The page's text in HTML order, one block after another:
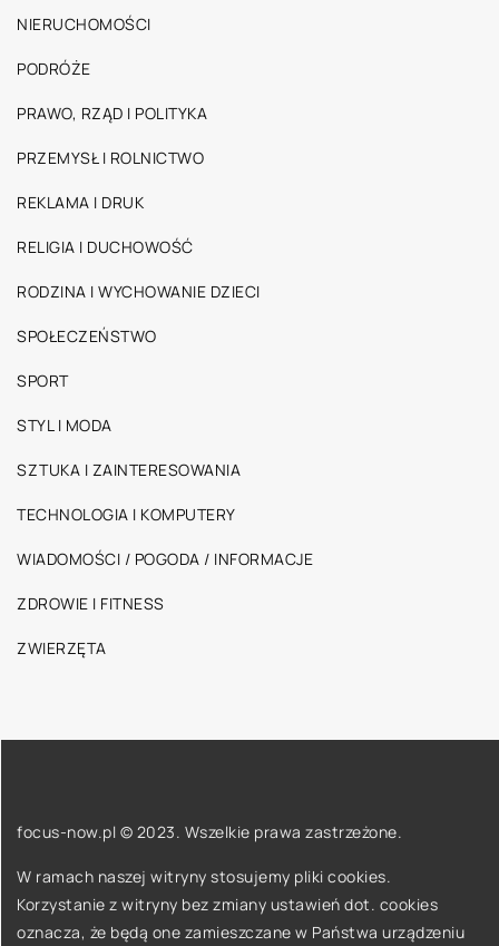
NIERUCHOMOŚCI
PODRÓŻE
PRAWO, RZĄD I POLITYKA
PRZEMYSŁ I ROLNICTWO
REKLAMA I DRUK
RELIGIA I DUCHOWOŚĆ
RODZINA I WYCHOWANIE DZIECI
SPOŁECZEŃSTWO
SPORT
STYL I MODA
SZTUKA I ZAINTERESOWANIA
TECHNOLOGIA I KOMPUTERY
WIADOMOŚCI / POGODA / INFORMACJE
ZDROWIE I FITNESS
ZWIERZĘTA
focus-now.pl © 2023. Wszelkie prawa zastrzeżone.
W ramach naszej witryny stosujemy pliki cookies.
Korzystanie z witryny bez zmiany ustawień dot. cookies
oznacza, że będą one zamieszczane w Państwa urządzeniu